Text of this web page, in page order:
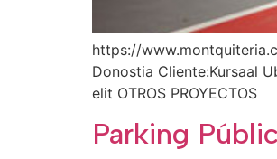
https://
Donostia Cliente:Kursaal
elit OTROS PROYECTOS
Parking